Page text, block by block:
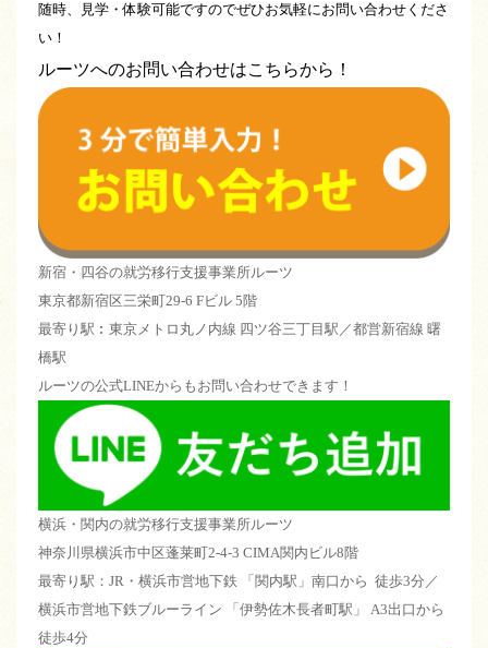
随時、見学・体験可能ですのでぜひお気軽にお問い合わせくださ
い！
ルーツへのお問い合わせはこちらから！
新宿・四谷の就労移行支援事業所ルーツ
東京都新宿区三栄町29-6 Fビル 5階
最寄り駅︰東京メトロ丸ノ内線 四ツ谷三丁目駅／都営新宿線 曙
橋駅
ルーツの公式LINEからもお問い合わせできます！
横浜・関内の就労移行支援事業所ルーツ
神奈川県横浜市中区蓬莱町2-4-3 CIMA関内ビル8階
最寄り駅：JR・横浜市営地下鉄 「関内駅」南口から 徒歩3分／
横浜市営地下鉄ブルーライン 「伊勢佐木長者町駅」 A3出口から
徒歩4分